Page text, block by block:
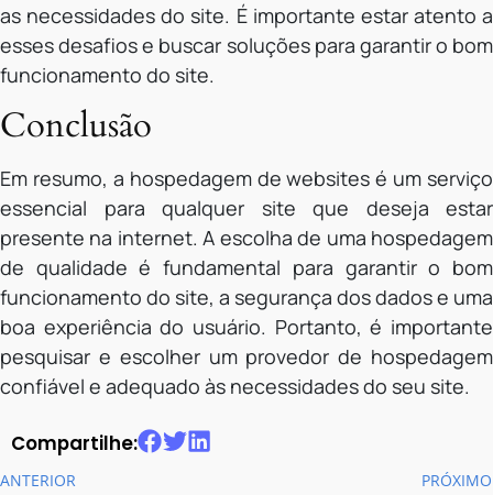
as necessidades do site. É importante estar atento a
esses desafios e buscar soluções para garantir o bom
funcionamento do site.
Conclusão
Em resumo, a hospedagem de websites é um serviço
essencial para qualquer site que deseja estar
presente na internet. A escolha de uma hospedagem
de qualidade é fundamental para garantir o bom
funcionamento do site, a segurança dos dados e uma
boa experiência do usuário. Portanto, é importante
pesquisar e escolher um provedor de hospedagem
confiável e adequado às necessidades do seu site.
Compartilhe:
ANTERIOR PRÓXIMO